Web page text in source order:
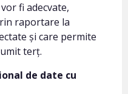
fi adecvate,
raportare la
și care permite
terț.
de date cu